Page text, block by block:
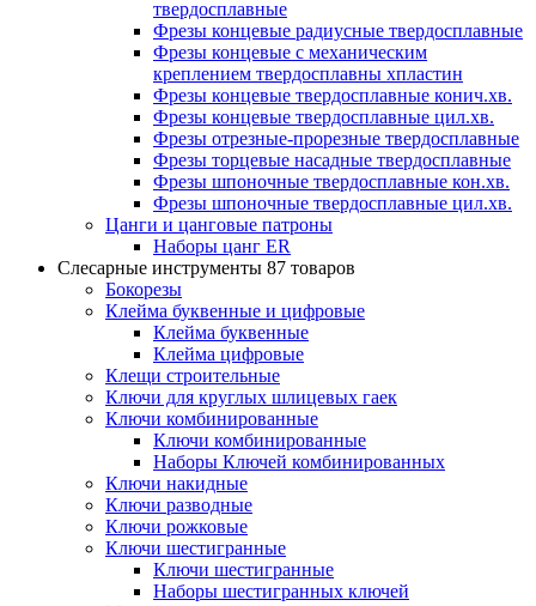
твердосплавные
Фрезы концевые радиусные твердосплавные
Фрезы концевые с механическим
креплением твердосплавны хпластин
Фрезы концевые твердосплавные конич.хв.
Фрезы концевые твердосплавные цил.хв.
Фрезы отрезные-прорезные твердосплавные
Фрезы торцевые насадные твердосплавные
Фрезы шпоночные твердосплавные кон.хв.
Фрезы шпоночные твердосплавные цил.хв.
Цанги и цанговые патроны
Наборы цанг ER
Слесарные инструменты 87 товаров
Бокорезы
Клейма буквенные и цифровые
Клейма буквенные
Клейма цифровые
Клещи строительные
Ключи для круглых шлицевых гаек
Ключи комбинированные
Ключи комбинированные
Наборы Ключей комбинированных
Ключи накидные
Ключи разводные
Ключи рожковые
Ключи шестигранные
Ключи шестигранные
Наборы шестигранных ключей